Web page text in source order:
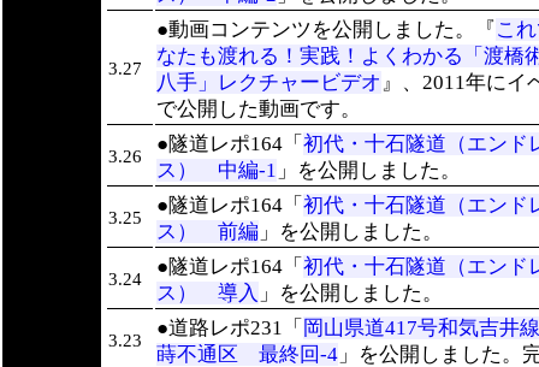
3.27
●動画コンテンツを公開しました。『こ
なたも渡れる！実践！よくわかる「渡橋
八手」レクチャービデオ 』、2011年にイ
で公開した動画です。
3.26
●隧道レポ164「 初代・十石隧道（エンド
ス） 中編-1 」を公開しました。
3.25
●隧道レポ164「 初代・十石隧道（エンド
ス） 前編 」を公開しました。
3.24
●隧道レポ164「 初代・十石隧道（エンド
ス） 導入 」を公開しました。
3.23
●道路レポ231「 岡山県道417号和気吉井
蒔不通区 最終回-4 」を公開しました。